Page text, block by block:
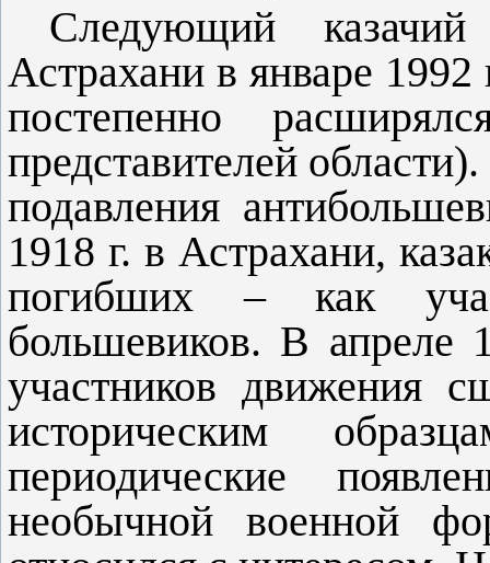
Следующий
Астрахани в январе
постепенно
представителей
подавления
1918 г. в Астрахани,
погибших – как
большевиков. В апреле
участников движения
историческим
периодические
необычной военной